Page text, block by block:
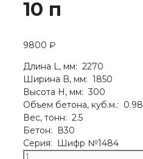
10 п
9800 ₽
Длина L, мм: 2270
Ширина B, мм: 1850
Высота H, мм: 300
Объем бетона, куб.м.: 0.98
Вес, тонн: 2.5
Бетон: В30
Серия: Шифр №1484
Количество